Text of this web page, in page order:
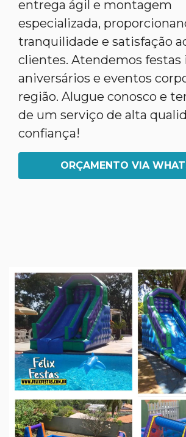
entrega ágil e montagem
especializada,
tranquilidade e satisfação
clientes. Atendemos festas
aniversários e eventos
região. Alugue conosco e
de um serviço de alta
confiança!
ORÇAMENTO VIA